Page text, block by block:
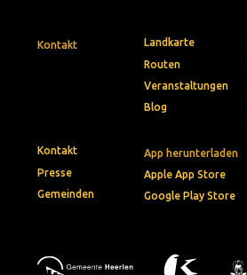
Kontakt
App herunterladen
Apple App Store
Google Play Store
Landkarte
Routen
Veranstaltungen
Blog
Kontakt
Presse
Gemeinden